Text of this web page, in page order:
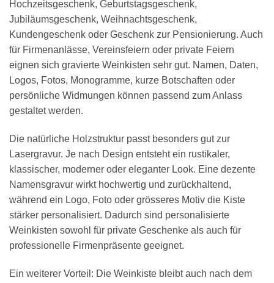
Hochzeitsgeschenk, Geburtstagsgeschenk,
Jubiläumsgeschenk, Weihnachtsgeschenk,
Kundengeschenk oder Geschenk zur Pensionierung. Auch
für Firmenanlässe, Vereinsfeiern oder private Feiern
eignen sich gravierte Weinkisten sehr gut. Namen, Daten,
Logos, Fotos, Monogramme, kurze Botschaften oder
persönliche Widmungen können passend zum Anlass
gestaltet werden.
Die natürliche Holzstruktur passt besonders gut zur
Lasergravur. Je nach Design entsteht ein rustikaler,
klassischer, moderner oder eleganter Look. Eine dezente
Namensgravur wirkt hochwertig und zurückhaltend,
während ein Logo, Foto oder grösseres Motiv die Kiste
stärker personalisiert. Dadurch sind personalisierte
Weinkisten sowohl für private Geschenke als auch für
professionelle Firmenpräsente geeignet.
Ein weiterer Vorteil: Die Weinkiste bleibt auch nach dem